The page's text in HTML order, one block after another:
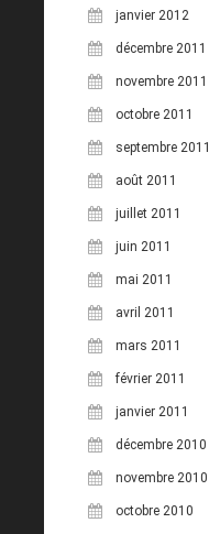
janvier 2012
décembre 2011
novembre 2011
octobre 2011
septembre 2011
août 2011
juillet 2011
juin 2011
mai 2011
avril 2011
mars 2011
février 2011
janvier 2011
décembre 2010
novembre 2010
octobre 2010